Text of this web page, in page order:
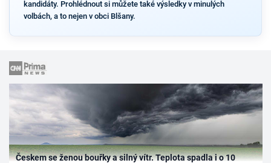
kandidáty. Prohlédnout si můžete také výsledky v minulých
volbách, a to nejen v obci Blšany.
Českem se ženou bouřky a silný vítr. Teplota spadla i o 10